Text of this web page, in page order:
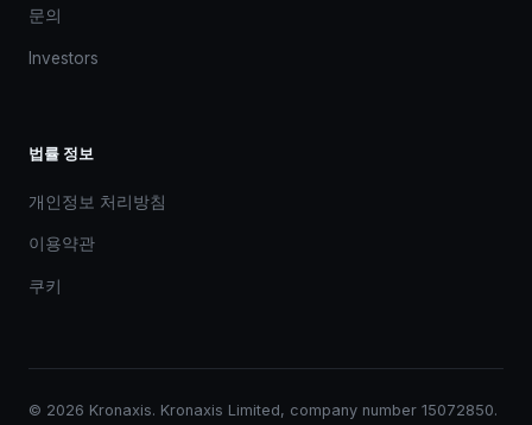
문의
Investors
법률 정보
개인정보 처리방침
이용약관
쿠키
© 2026 Kronaxis. Kronaxis Limited, company number 15072850.